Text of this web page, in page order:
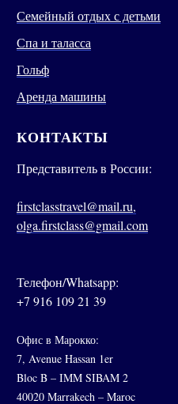
Семейный отдых с детьми
Спа и таласса
Гольф
Аренда машины
КОНТАКТЫ
Представитель в России:
firstclasstravel@mail.ru,
olga.firstclass@gmail.com
Телефон/Whatsapp:
+7 916 109 21 39
Офис в Марокко:
7, Avenue Hassan 1er
Bloc B – IMM SIBAM 2
40020 Marrakech – Maroc